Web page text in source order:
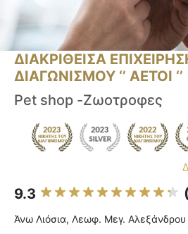
ΔΙΑΚΡΙΘΕΙΣΑ
ΔΙΑΓΩΝΙΣΜΟΥ ‘’ ΑΕΤΟΙ ‘’
Pet shop -Ζωοτροφες
9.3
Άνω Λιόσια, Λεωφ. Μεγ. Αλεξάνδρου